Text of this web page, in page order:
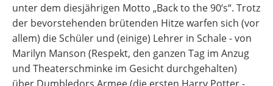
unter dem diesjährigen Motto „Back to the 90‘s“. Trotz
der bevorstehenden brütenden Hitze warfen sich (vor
allem) die Schüler und (einige) Lehrer in Schale - von
Marilyn Manson (Respekt, den ganzen Tag im Anzug
und Theaterschminke im Gesicht durchgehalten)